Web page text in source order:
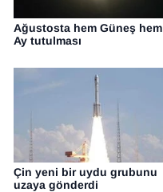
Ağustosta hem Güneş hem
Ay tutulması
Çin yeni bir uydu grubunu
uzaya gönderdi